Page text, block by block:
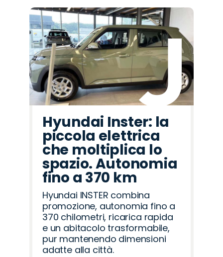
Hyundai Inster: la
piccola elettrica
che moltiplica lo
spazio. Autonomia
fino a 370 km
Hyundai INSTER combina
promozione, autonomia fino a
370 chilometri, ricarica rapida
e un abitacolo trasformabile,
pur mantenendo dimensioni
adatte alla città.